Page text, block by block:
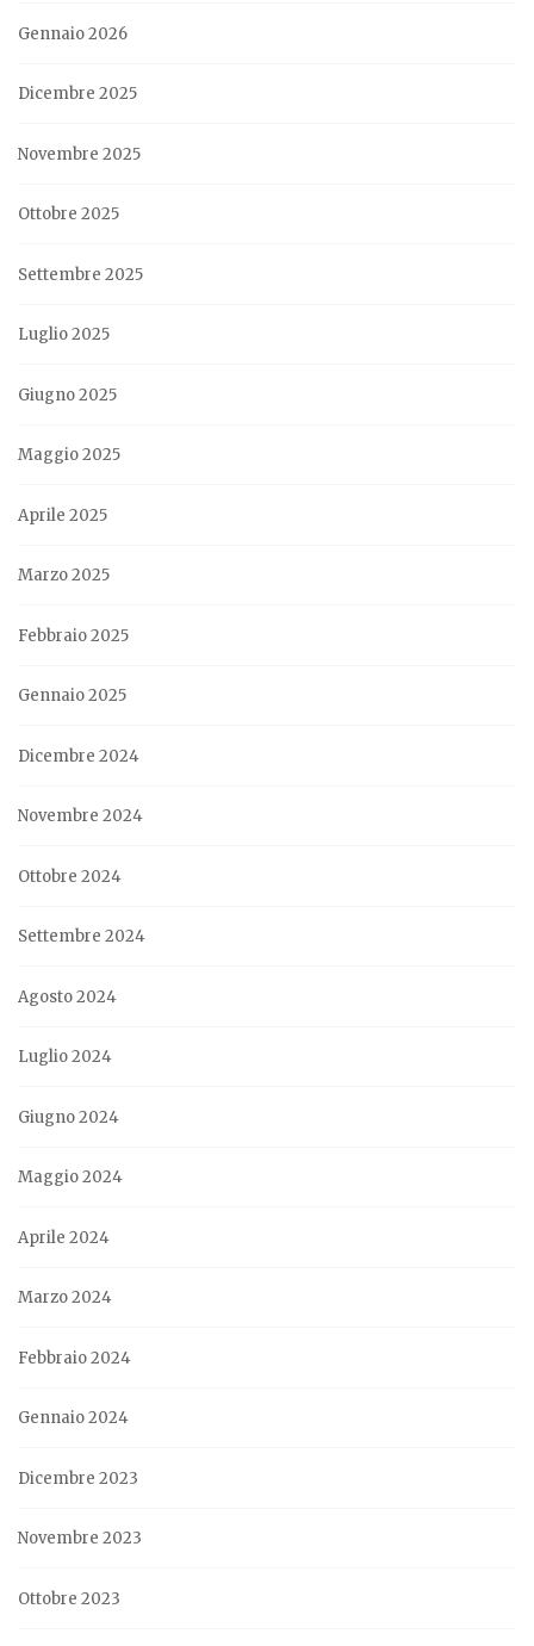
Gennaio 2026
Dicembre 2025
Novembre 2025
Ottobre 2025
Settembre 2025
Luglio 2025
Giugno 2025
Maggio 2025
Aprile 2025
Marzo 2025
Febbraio 2025
Gennaio 2025
Dicembre 2024
Novembre 2024
Ottobre 2024
Settembre 2024
Agosto 2024
Luglio 2024
Giugno 2024
Maggio 2024
Aprile 2024
Marzo 2024
Febbraio 2024
Gennaio 2024
Dicembre 2023
Novembre 2023
Ottobre 2023